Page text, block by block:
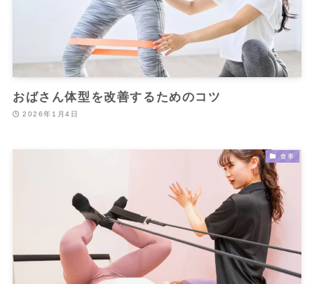
おばさん体型を改善するためのコツ
2026年1月4日
食事